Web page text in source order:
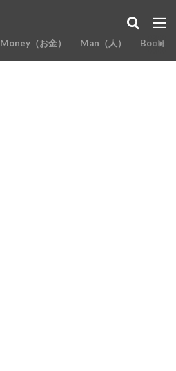
Money（お金） Man（人） Books